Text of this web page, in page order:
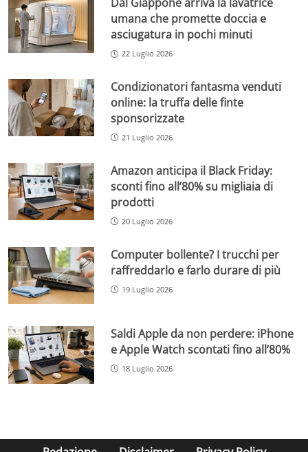
umana che promette doccia e
asciugatura in pochi minuti
22 Luglio 2026
Condizionatori fantasma venduti
online: la truffa delle finte
sponsorizzate
21 Luglio 2026
Amazon anticipa il Black Friday:
sconti fino all’80% su migliaia di
prodotti
20 Luglio 2026
Computer bollente? I trucchi per
raffreddarlo e farlo durare di più
19 Luglio 2026
Saldi Apple da non perdere: iPhone
e Apple Watch scontati fino all’80%
18 Luglio 2026